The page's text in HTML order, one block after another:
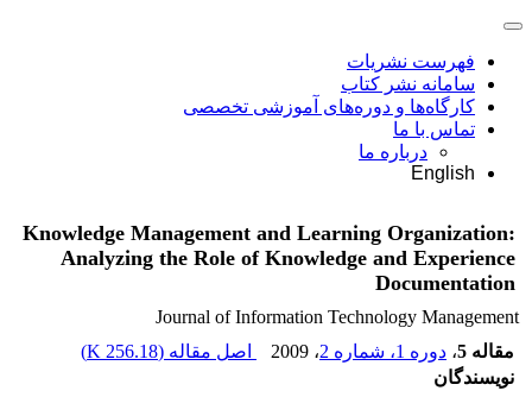
فهرست نشریات
سامانه نشر کتاب
کارگاه‌ها و دوره‌های آموزشی تخصصی
تماس با ما
درباره ما
English
Knowledge Management and Learning Organization:
Analyzing the Role of Knowledge and Experience
Documentation
Journal of Information Technology Management
مقاله 5
، دوره 1، شماره 2 ، 2009 اصل مقاله (256.18 K
)
نویسندگان